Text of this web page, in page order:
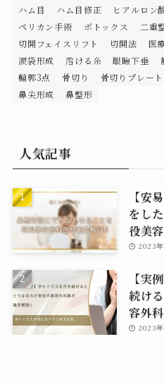
ハム目
ハム目修正 ヒアルロン
ペリカン手術
ボトックス 二重
切開フェイスリフト
切開法 医
涙袋形成
溶ける糸 眼瞼下垂
輪郭3点
骨切り 骨切りプレート
鼻尖形成
鼻整形
人気記事
【安
をし
役美
2023
【実
続け
容外
2023